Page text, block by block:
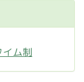
イム制